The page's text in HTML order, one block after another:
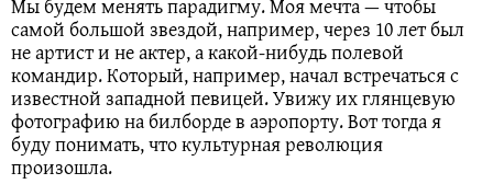
Мы будем менять парадигму. Моя мечта — чтобы
самой большой звездой, например, через 10 лет был
не артист и не актер, а какой-нибудь полевой
командир. Который, например, начал встречаться с
известной западной певицей. Увижу их глянцевую
фотографию на билборде в аэропорту. Вот тогда я
буду понимать, что культурная революция
произошла.